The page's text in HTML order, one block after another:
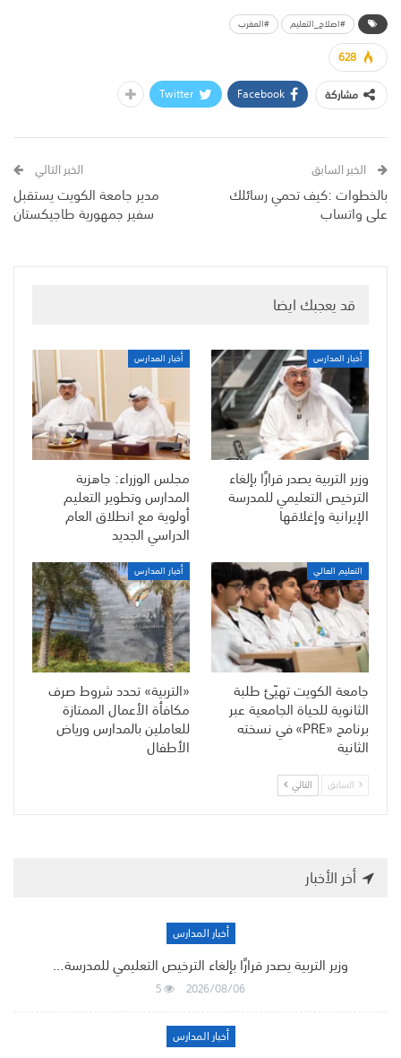
#اصلاح_التعليم #المغرب
628
مشاركة
Facebook
Twitter
الخبر السابق
بالخطوات :كيف تحمي رسائلك
على واتساب
الخبر التالي
مدير جامعة الكويت يستقبل
سفير جمهورية طاجيكستان
قد يعجبك ايضا
أخبار المدارس
وزير التربية يصدر قرارًا بإلغاء
الترخيص التعليمي للمدرسة
الإيرانية وإغلاقها
أخبار المدارس
مجلس الوزراء: جاهزية
المدارس وتطوير التعليم
أولوية مع انطلاق العام
الدراسي الجديد
التعليم العالي
جامعة الكويت تهيّئ طلبة
الثانوية للحياة الجامعية عبر
برنامج «PRE» في نسخته
الثانية
أخبار المدارس
«التربية» تحدد شروط صرف
مكافأة الأعمال الممتازة
للعاملين بالمدارس ورياض
الأطفال
السابق التالي
أخر الأخبار
أخبار المدارس
وزير التربية يصدر قرارًا بإلغاء الترخيص التعليمي للمدرسة…
2026/08/06
5
أخبار المدارس